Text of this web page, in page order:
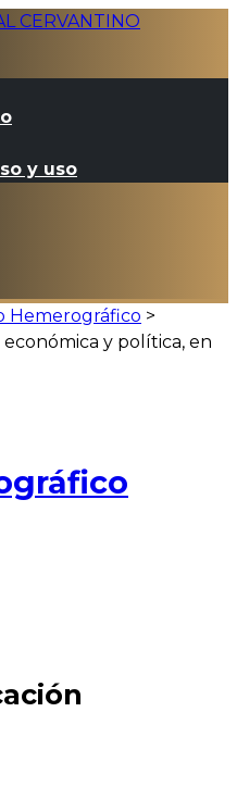
y uso
Hemerográfico >
y política, en